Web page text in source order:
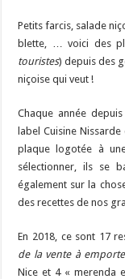
Petits farcis, salade
blette, … voici des
touristes) depuis des
niçoise qui veut !
Chaque année
label Cuisine
plaque logotée à
sélectionner, ils se
également sur la
des recettes de nos
En 2018, ce sont 17
de la vente à
Nice et 4 « merenda